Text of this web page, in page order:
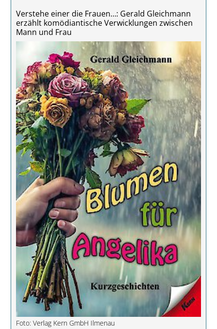
Verstehe einer die Frauen…: Gerald Gleichmann
erzählt komödiantische Verwicklungen zwischen
Mann und Frau
Foto: Verlag Kern GmbH Ilmenau